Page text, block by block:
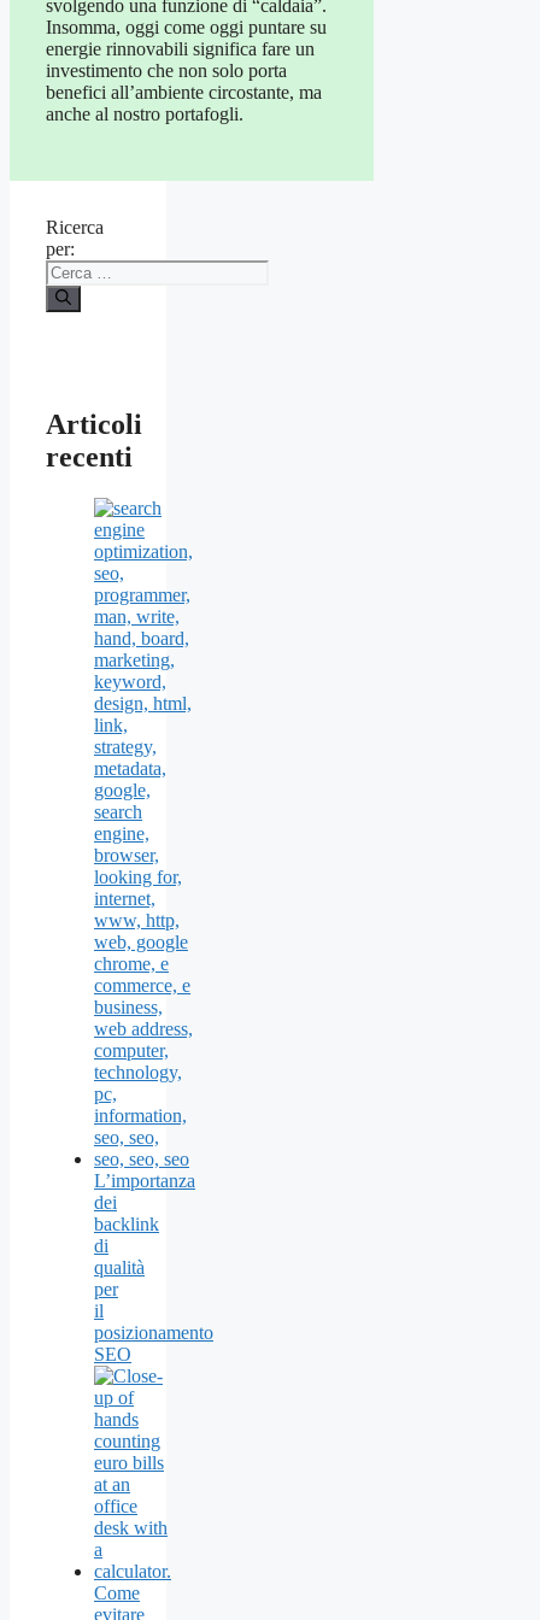
svolgendo una funzione di “caldaia”.
Insomma, oggi come oggi puntare su
energie rinnovabili significa fare un
investimento che non solo porta
benefici all’ambiente circostante, ma
anche al nostro portafogli.
Ricerca
per:
Articoli
recenti
L’importanza
dei
backlink
di
qualità
per
il
posizionamento
SEO
Come
evitare